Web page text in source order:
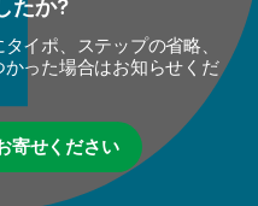
たか?
イポ、ステップの省略、
った場合はお知らせくだ
寄せください